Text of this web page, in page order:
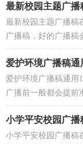
最新校园主题广播
最新校园主题广播稿
广播稿，好的广播稿
些什么特点呢？以下
爱护环境广播稿通
爱护环境广播稿通用
广播前一般都会提前
目效果，那么问题来
小学平安校园广播
小学平安校园广播稿